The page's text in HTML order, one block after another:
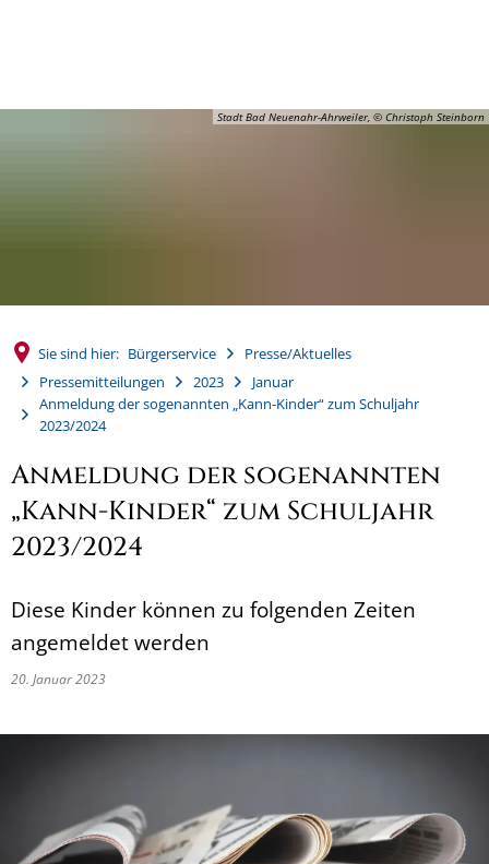
Stadt Bad Neuenahr-Ahrweiler, © Christoph Steinborn
Sie sind hier: Bürgerservice
Presse/Aktuelles
Pressemitteilungen
2023
Januar
Anmeldung der sogenannten „Kann-Kinder“ zum Schuljahr
2023/2024
Anmeldung der sogenannten
„Kann-Kinder“ zum Schuljahr
2023/2024
Diese Kinder können zu folgenden Zeiten
angemeldet werden
20. Januar 2023